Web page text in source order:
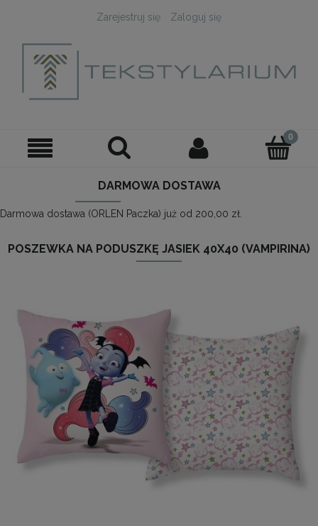
Zarejestruj się Zaloguj się
DARMOWA DOSTAWA
Darmowa dostawa (ORLEN Paczka) już od 200,00 zł.
POSZEWKA NA PODUSZKĘ JASIEK 40X40 (VAMPIRINA)